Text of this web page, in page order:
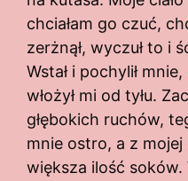
chciałam go czuć,
zerżnął, wyczuł to i
Wstał i pochylił
włożył mi od tyłu.
głębokich ruchów,
mnie ostro, a z mojej
większa ilość soków.